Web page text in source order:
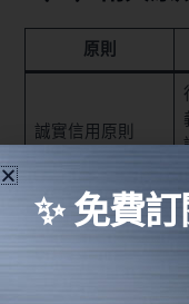
原則
誠實信用原則
✨ 免費